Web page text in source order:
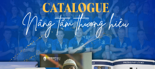
Cách tính toán thông minh
sao in 100 cái giá 500đ/cái, mà in 500
cắt bế (gia công cắt tem theo hình